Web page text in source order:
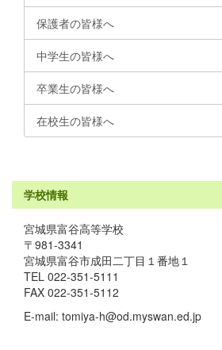
保護者の皆様へ
中学生の皆様へ
卒業生の皆様へ
在校生の皆様へ
学校情報
宮城県富谷高等学校
〒981-3341
宮城県富谷市成田二丁目１番地１
TEL 022-351-5111
FAX 022-351-5112
E-mail: tomiya-h@od.myswan.ed.jp